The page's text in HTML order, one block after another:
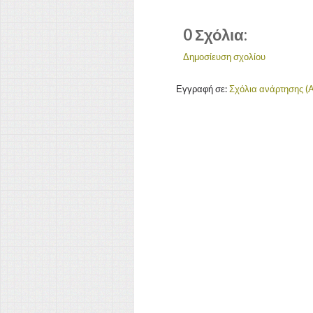
0 Σχόλια:
Δημοσίευση σχολίου
Εγγραφή σε:Σχόλια ανάρτησης